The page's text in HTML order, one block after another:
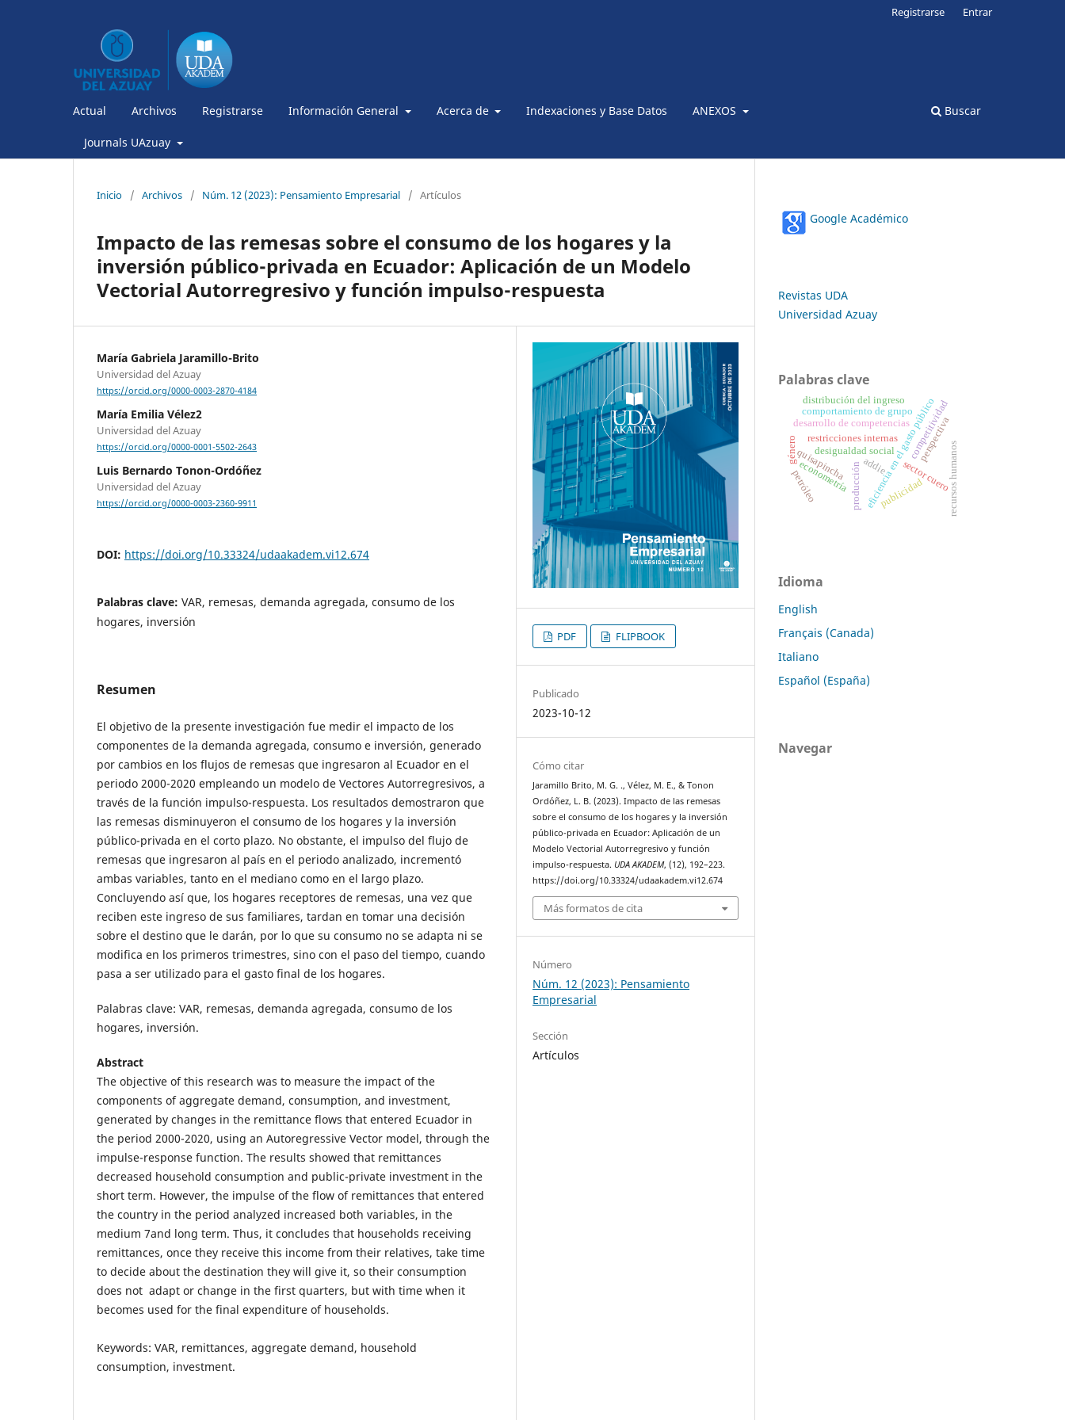
Actual Archivos Registrarse Información General Acerca de Indexaciones y Base Datos ANEXOS
Journals UAzuay
Buscar
Registrarse Entrar
Inicio / Archivos / Núm. 12 (2023): Pensamiento Empresarial / Artículos
Impacto de las remesas sobre el consumo de los hogares y la
inversión público-privada en Ecuador: Aplicación de un Modelo
Vectorial Autorregresivo y función impulso-respuesta
María Gabriela Jaramillo-Brito
Universidad del Azuay
https://orcid.org/0000-0003-2870-4184
María Emilia Vélez2
Universidad del Azuay
https://orcid.org/0000-0001-5502-2643
Luis Bernardo Tonon-Ordóñez
Universidad del Azuay
https://orcid.org/0000-0003-2360-9911
DOI: https://doi.org/10.33324/udaakadem.vi12.674
Palabras clave: VAR, remesas, demanda agregada, consumo de los
hogares, inversión
Resumen
El objetivo de la presente investigación fue medir el impacto de los
componentes de la demanda agregada, consumo e inversión, generado
por cambios en los flujos de remesas que ingresaron al Ecuador en el
periodo 2000-2020 empleando un modelo de Vectores Autorregresivos, a
través de la función impulso-respuesta. Los resultados demostraron que
las remesas disminuyeron el consumo de los hogares y la inversión
público-privada en el corto plazo. No obstante, el impulso del flujo de
remesas que ingresaron al país en el periodo analizado, incrementó
ambas variables, tanto en el mediano como en el largo plazo.
Concluyendo así que, los hogares receptores de remesas, una vez que
reciben este ingreso de sus familiares, tardan en tomar una decisión
sobre el destino que le darán, por lo que su consumo no se adapta ni se
modifica en los primeros trimestres, sino con el paso del tiempo, cuando
pasa a ser utilizado para el gasto final de los hogares.
Palabras clave: VAR, remesas, demanda agregada, consumo de los
hogares, inversión.
Abstract
The objective of this research was to measure the impact of the
components of aggregate demand, consumption, and investment,
generated by changes in the remittance flows that entered Ecuador in
the period 2000-2020, using an Autoregressive Vector model, through the
impulse-response function. The results showed that remittances
decreased household consumption and public-private investment in the
short term. However, the impulse of the flow of remittances that entered
the country in the period analyzed increased both variables, in the
medium 7and long term. Thus, it concludes that households receiving
remittances, once they receive this income from their relatives, take time
to decide about the destination they will give it, so their consumption
does not adapt or change in the first quarters, but with time when it
becomes used for the final expenditure of households.
Keywords: VAR, remittances, aggregate demand, household
consumption, investment.
PDF FLIPBOOK
Publicado
2023-10-12
Cómo citar
Jaramillo Brito, M. G. ., Vélez, M. E., & Tonon
Ordóñez, L. B. (2023). Impacto de las remesas
sobre el consumo de los hogares y la inversión
público-privada en Ecuador: Aplicación de un
Modelo Vectorial Autorregresivo y función
impulso-respuesta. UDA AKADEM, (12), 192–223.
https://doi.org/10.33324/udaakadem.vi12.674
Más formatos de cita
Número
Núm. 12 (2023): Pensamiento
Empresarial
Sección
Artículos
Google Académico
Revistas UDA
Universidad Azuay
Palabras clave
eficiencia en el gasto público
desigualdad social
desarrollo de competencias
comportamiento de grupo
restricciones internas
producción
quisapincha sector cuerorecursos humanos
econometría
distribución del ingreso competitividad
publicidad
género
petróleo
perspectiva
addie
Idioma
English
Français (Canada)
Italiano
Español (España)
Navegar